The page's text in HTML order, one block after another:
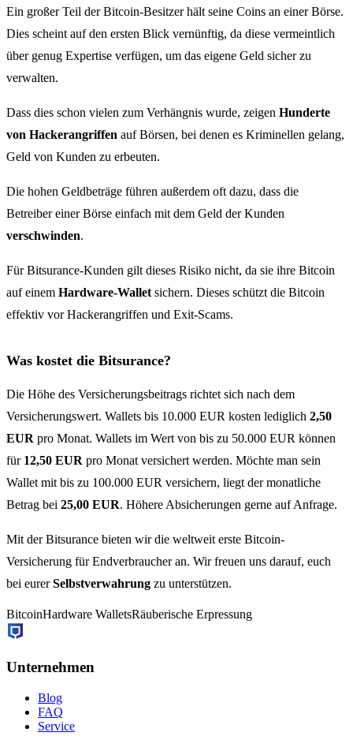
Ein großer Teil der Bitcoin-Besitzer hält seine Coins an einer Börse.
Dies scheint auf den ersten Blick vernünftig, da diese vermeintlich
über genug Expertise verfügen, um das eigene Geld sicher zu
verwalten.
Dass dies schon vielen zum Verhängnis wurde, zeigen Hunderte
von Hackerangriffen auf Börsen, bei denen es Kriminellen gelang,
Geld von Kunden zu erbeuten.
Die hohen Geldbeträge führen außerdem oft dazu, dass die
Betreiber einer Börse einfach mit dem Geld der Kunden
verschwinden.
Für Bitsurance-Kunden gilt dieses Risiko nicht, da sie ihre Bitcoin
auf einem Hardware-Wallet sichern. Dieses schützt die Bitcoin
effektiv vor Hackerangriffen und Exit-Scams.
Was kostet die Bitsurance?
Die Höhe des Versicherungsbeitrags richtet sich nach dem
Versicherungswert. Wallets bis 10.000 EUR kosten lediglich 2,50
EUR pro Monat. Wallets im Wert von bis zu 50.000 EUR können
für 12,50 EUR pro Monat versichert werden. Möchte man sein
Wallet mit bis zu 100.000 EUR versichern, liegt der monatliche
Betrag bei 25,00 EUR. Höhere Absicherungen gerne auf Anfrage.
Mit der Bitsurance bieten wir die weltweit erste Bitcoin-
Versicherung für Endverbraucher an. Wir freuen uns darauf, euch
bei eurerSelbstverwahrung zu unterstützen.
BitcoinHardware WalletsRäuberische Erpressung
Unternehmen
Blog
FAQ
Service